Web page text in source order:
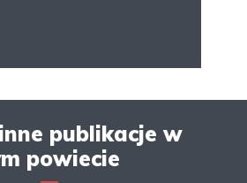
publikacje w
powiecie